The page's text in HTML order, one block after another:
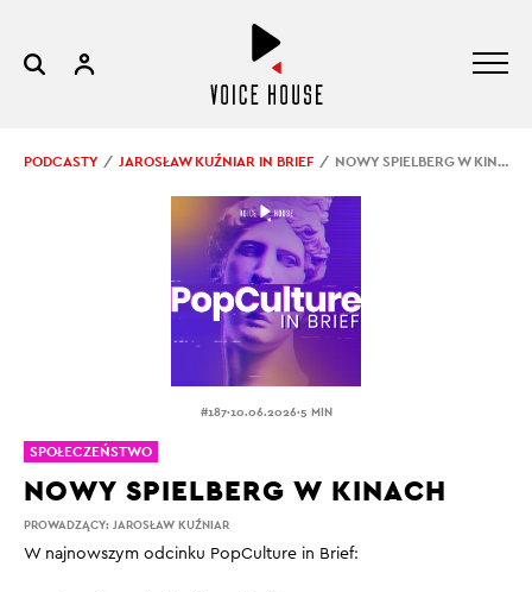
PODCASTY JAROSŁAW KUŹNIAR IN BRIEF NOWY SPIELBERG W KINACH
#187.10.06.2026.5 MIN
PROWADZĄCY: JAROSŁAW KUŹNIAR
NOWY SPIELBERG W KINACH
W najnowszym odcinku PopCulture in Brief:
SPOŁECZEŃSTWO